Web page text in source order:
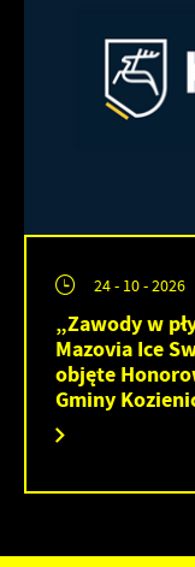
24 - 10 - 2026
„Zawody w
Mazovia Ice
objęte
Gminy